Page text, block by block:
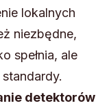
lokalnych
niezbędne,
spełnia, ale
detektorów